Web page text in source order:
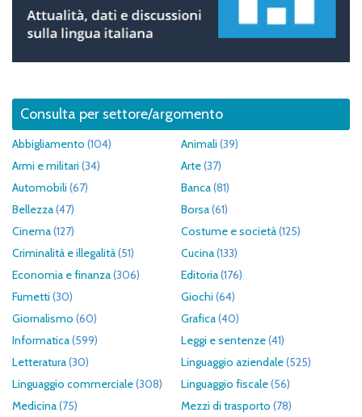
Consulta per settore/argomento
Abbigliamento (104) Animali (39)
Armi e militari (34) Arte(37)
Automobili (67) Banca(81)
Bellezza(47) Borsa(61)
Cinema(127) Costume e società(125)
Criminalità e illegalità(51) Cucina(133)
Economia e finanza(306) Editoria(176)
Fumetti (30) Giochi (64)
Giornalismo (60) Grafica(40)
Informatica(599) Leggi e sentenze(41)
Letteratura(30) Linguaggio aziendale(525)
Linguaggio commerciale(308) Linguaggio fiscale(56)
Medicina(75) Mezzi di trasporto (78)